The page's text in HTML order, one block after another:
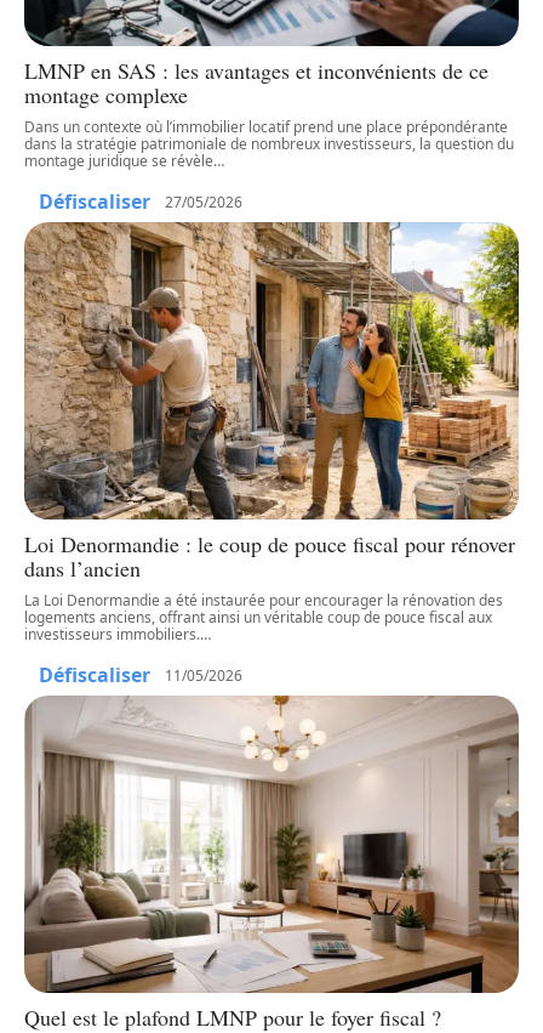
LMNP en SAS : les avantages et inconvénients de ce
montage complexe
Dans un contexte où l’immobilier locatif prend une place prépondérante
dans la stratégie patrimoniale de nombreux investisseurs, la question du
montage juridique se révèle…
Défiscaliser 27/05/2026
Loi Denormandie : le coup de pouce fiscal pour rénover
dans l’ancien
La Loi Denormandie a été instaurée pour encourager la rénovation des
logements anciens, offrant ainsi un véritable coup de pouce fiscal aux
investisseurs immobiliers.…
Défiscaliser 11/05/2026
Quel est le plafond LMNP pour le foyer fiscal ?